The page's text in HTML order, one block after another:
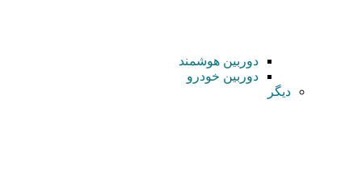
دوربین هوشمند
دوربین خودرو
دیگر